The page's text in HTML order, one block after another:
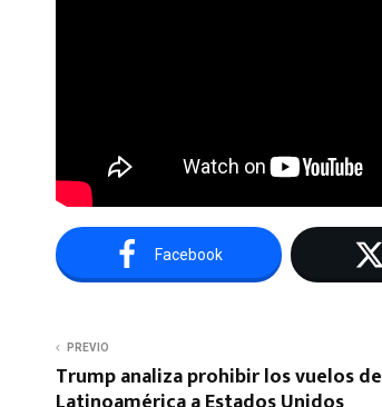
Facebook
PREVIO
Trump analiza prohibir los vuelos de